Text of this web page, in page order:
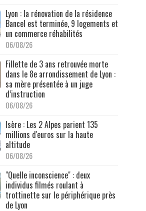
Lyon : la rénovation de la résidence
Bancel est terminée, 9 logements et
un commerce réhabilités
06/08/26
Fillette de 3 ans retrouvée morte
dans le 8e arrondissement de Lyon :
sa mère présentée à un juge
d’instruction
06/08/26
Isère : Les 2 Alpes parient 135
millions d'euros sur la haute
altitude
06/08/26
"Quelle inconscience" : deux
individus filmés roulant à
trottinette sur le périphérique près
de Lyon